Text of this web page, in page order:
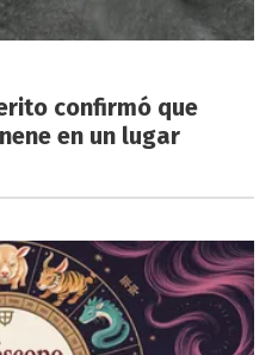
confirmó que
en un lugar